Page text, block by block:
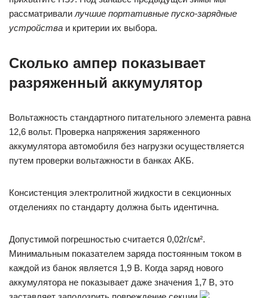
рассматривалилучшие портативные пуско-зарядные
устройства и критерии их выбора.
Сколько ампер показывает
разряженный аккумулятор
Вольтажность стандартного питательного элемента равна
12,6 вольт. Проверка напряжения заряженного
аккумулятора автомобиля без нагрузки осуществляется
путем проверки вольтажности в банках АКБ.
Консистенция электролитной жидкости в секционных
отделениях по стандарту должна быть идентична.
Допустимой погрешностью считается 0,02г/см².
Минимальным показателем заряда постоянным током в
каждой из банок является 1,9 В. Когда заряд нового
аккумулятора не показывает даже значения 1,7 В, это